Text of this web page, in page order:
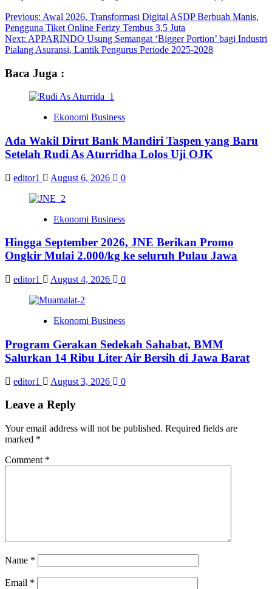
Post
navigation
Previous: Awal 2026, Transformasi Digital ASDP Berbuah Manis,
Pengguna Tiket Online Ferizy Tembus 3,5 Juta
Next: APPARINDO Usung Semangat ‘Bigger Portion’ bagi Industri
Pialang Asuransi, Lantik Pengurus Periode 2025-2028
Baca Juga :
Ekonomi Business
Ada Wakil Dirut Bank Mandiri Taspen yang Baru
Setelah Rudi As Aturridha Lolos Uji OJK
editor1 August 6, 2026 0
Ekonomi Business
Hingga September 2026, JNE Berikan Promo
Ongkir Mulai 2.000/kg ke seluruh Pulau Jawa
editor1 August 4, 2026 0
Ekonomi Business
Program Gerakan Sedekah Sahabat, BMM
Salurkan 14 Ribu Liter Air Bersih di Jawa Barat
editor1 August 3, 2026 0
Leave a Reply
Your email address will not be published. Required fields are
marked *
Comment *
Name *
Email *